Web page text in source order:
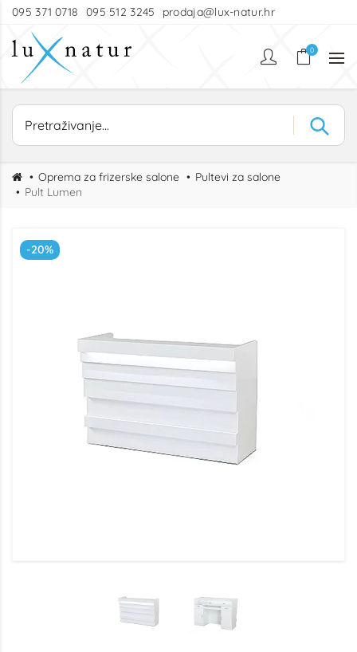
095 371 0718 095 512 3245 prodaja@lux-natur.hr
0
Oprema za frizerske salone
Pultevi za salone
Pult Lumen
-20%